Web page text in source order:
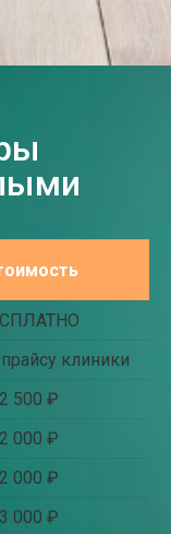
клиники
500 ₽
000 ₽
000 ₽
000 ₽